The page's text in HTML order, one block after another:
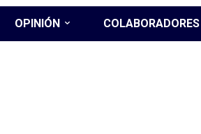
OPINIÓN COLABORADORES